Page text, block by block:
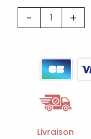
-
quantité
de
breloques
fleurs
pêches
+
Livraison